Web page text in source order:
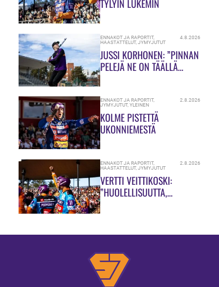
TYLYIN LUKEMIN
ENNAKOT JA RAPORTIT,
HAASTATTELUT,JYMYJUTUT
4.8.2026
JUSSI KORHONEN: ”PINNAN
PELEJÄ NE ON TÄÄLLÄ
ENNAKOT JA RAPORTIT,
JYMYJUTUT,YLEINEN
2.8.2026
KOLME PISTETTÄ
UKONNIEMESTÄ
ENNAKOT JA RAPORTIT,
HAASTATTELUT,JYMYJUTUT
2.8.2026
VERTTI VEITTIKOSKI:
”HUOLELLISUUTTA,